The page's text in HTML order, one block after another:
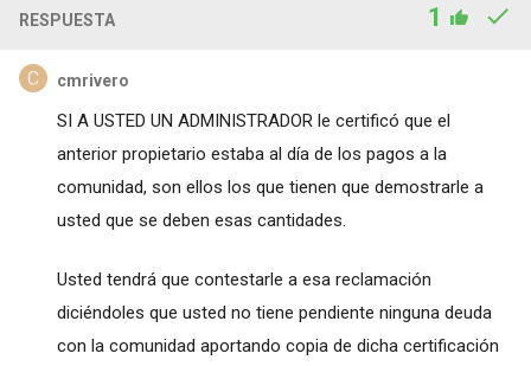
RESPUESTA 1
cmrivero
SI A USTED UN ADMINISTRADOR le certificó que el
anterior propietario estaba al día de los pagos a la
comunidad, son ellos los que tienen que demostrarle a
usted que se deben esas cantidades.
Usted tendrá que contestarle a esa reclamación
diciéndoles que usted no tiene pendiente ninguna deuda
con la comunidad aportando copia de dicha certificación